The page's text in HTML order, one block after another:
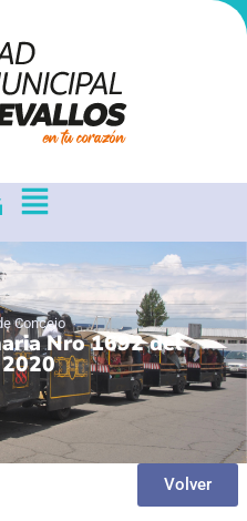
Concejo
Nro 1692 del
Volver